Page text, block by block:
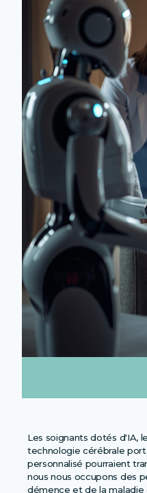
Les soignants dotés d'IA,
technologie cérébrale
personnalisé pourraient
nous nous occupons des
démence et de la maladie